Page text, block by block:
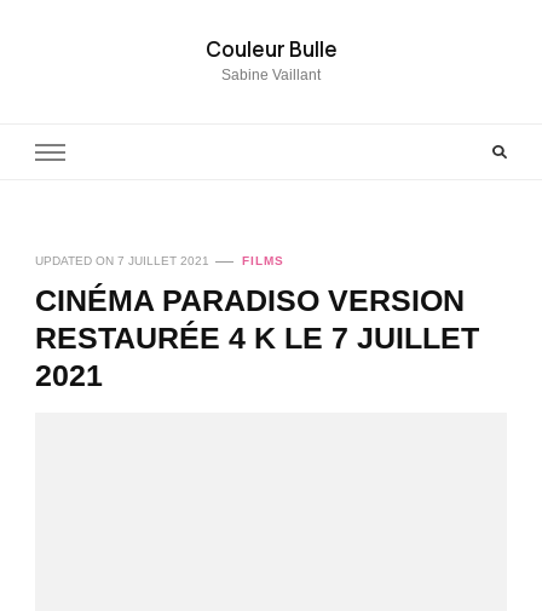
Couleur Bulle
Sabine Vaillant
UPDATED ON 7 JUILLET 2021 FILMS
CINÉMA PARADISO VERSION
RESTAURÉE 4 K LE 7 JUILLET
2021